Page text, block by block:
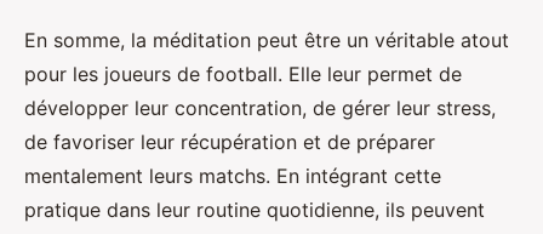
En somme, la méditation peut être un véritable atout
pour les joueurs de football. Elle leur permet de
développer leur concentration, de gérer leur stress,
de favoriser leur récupération et de préparer
mentalement leurs matchs. En intégrant cette
pratique dans leur routine quotidienne, ils peuvent